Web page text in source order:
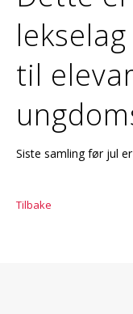
til
Siste samling før jul
Tilbake